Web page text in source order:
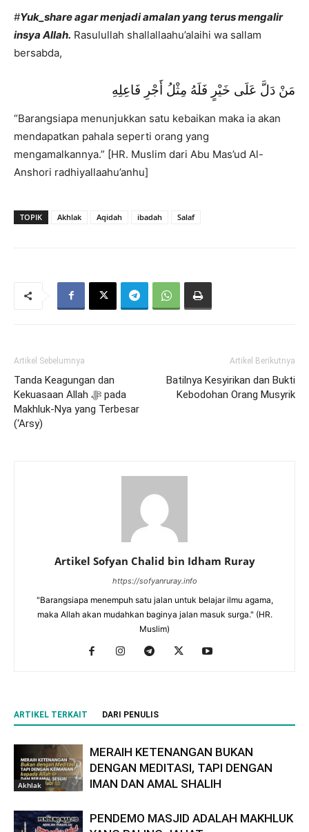
#Yuk_shareagar menjadi amalan yang terus mengalir
insya Allah. Rasulullah shallallaahu’alaihi wa sallam
bersabda,
مَنْ دَلَّ عَلَى خَيْرٍ فَلَهُ مِثْلُ أَجْرِ فَاعِلِهِ
“Barangsiapa menunjukkan satu kebaikan maka ia akan
mendapatkan pahala seperti orang yang
mengamalkannya.” [HR. Muslim dari Abu Mas’ud Al-
Anshori radhiyallaahu’anhu]
TOPIK Akhlak Aqidah ibadah Salaf
Artikel Sebelumnya
Tanda Keagungan dan
Kekuasaan Allah ﷻ pada
Makhluk-Nya yang Terbesar
(‘Arsy)
Artikel Berikutnya
Batilnya Kesyirikan dan Bukti
Kebodohan Orang Musyrik
Artikel Sofyan Chalid bin Idham Ruray
https://sofyanruray.info
"Barangsiapa menempuh satu jalan untuk belajar ilmu agama,
maka Allah akan mudahkan baginya jalan masuk surga." (HR.
Muslim)
ARTIKEL TERKAIT DARI PENULIS
Akhlak
MERAIH KETENANGAN BUKAN
DENGAN MEDITASI, TAPI DENGAN
IMAN DAN AMAL SHALIH
PENDEMO MASJID ADALAH MAKHLUK